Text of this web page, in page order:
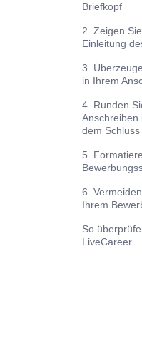
Briefkopf
2. Zeigen
Einleitung
3.
in Ihrem
4. Runden
Anschreiben
dem Schluss
5.
6.
Ihrem
So
LiveCareer